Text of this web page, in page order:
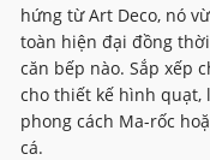
hứng từ Art Deco, nó
toàn hiện đại đồng
căn bếp nào. Sắp xếp
cho thiết kế hình quạt,
phong cách Ma-rốc
cá.